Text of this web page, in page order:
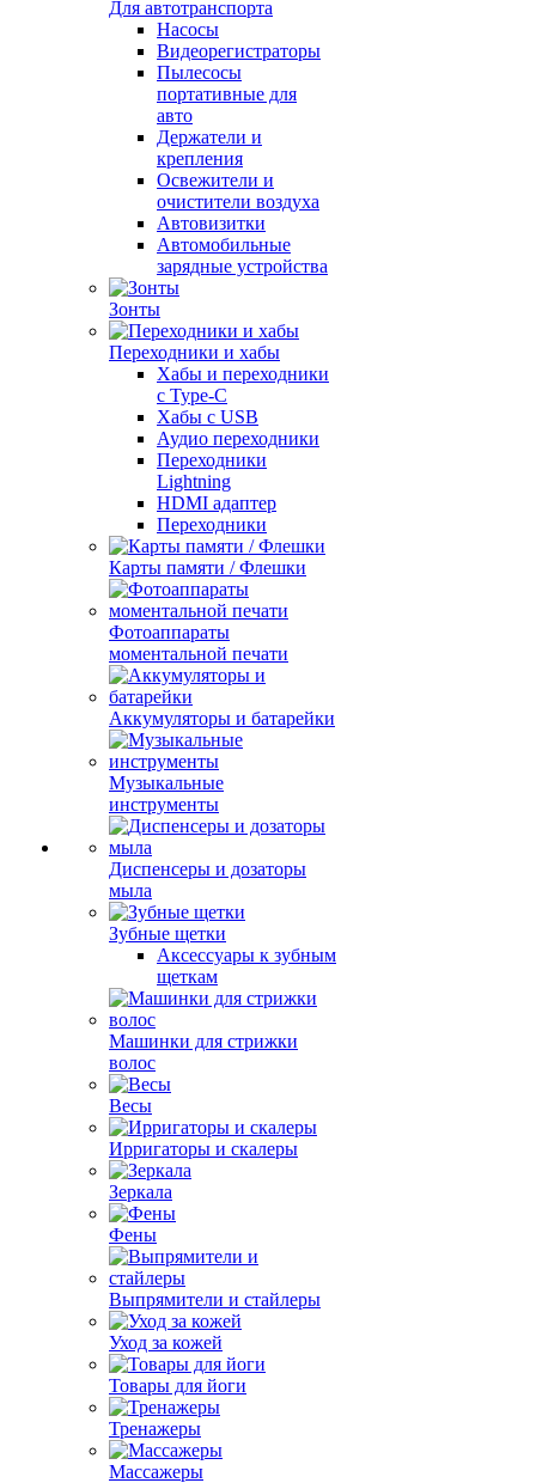
Для автотранспорта
Насосы
Видеорегистраторы
Пылесосы
портативные для
авто
Держатели и
крепления
Освежители и
очистители воздуха
Автовизитки
Автомобильные
зарядные устройства
Зонты
Переходники и хабы
Хабы и переходники
с Type-C
Хабы с USB
Аудио переходники
Переходники
Lightning
HDMI адаптер
Переходники
Карты памяти / Флешки
Фотоаппараты
моментальной печати
Аккумуляторы и батарейки
Музыкальные
инструменты
Диспенсеры и дозаторы
мыла
Зубные щетки
Аксессуары к зубным
щеткам
Машинки для стрижки
волос
Весы
Ирригаторы и скалеры
Зеркала
Фены
Выпрямители и стайлеры
Уход за кожей
Товары для йоги
Тренажеры
Массажеры